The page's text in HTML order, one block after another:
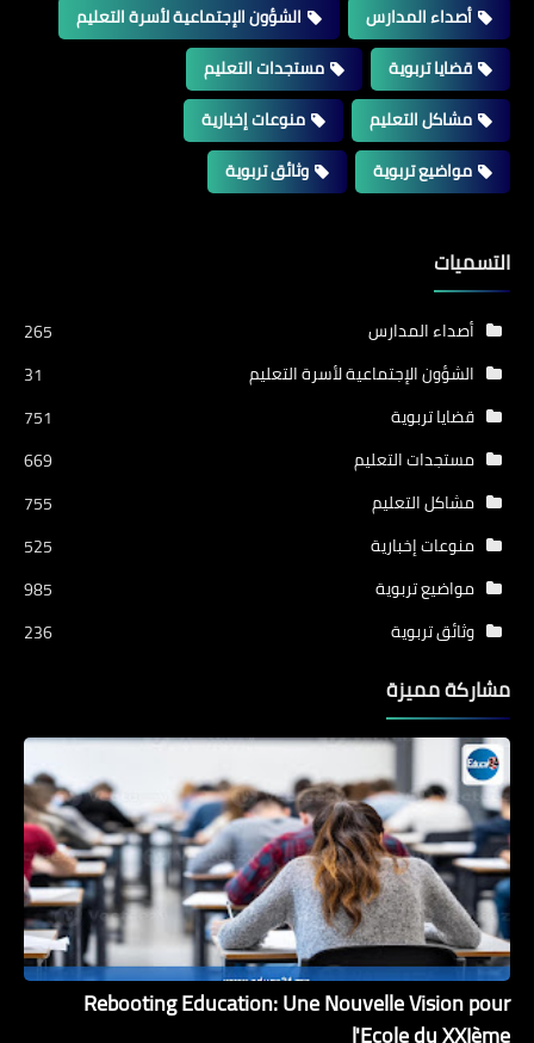
أصداء المدارس
الشؤون الإجتماعية لأسرة التعليم
قضايا تربوية
مستجدات التعليم
مشاكل التعليم
منوعات إخبارية
مواضيع تربوية
وثائق تربوية
التسميات
أصداء المدارس
265
الشؤون الإجتماعية لأسرة التعليم
31
قضايا تربوية
751
مستجدات التعليم
669
مشاكل التعليم
755
منوعات إخبارية
525
مواضيع تربوية
985
وثائق تربوية
236
مشاركة مميزة
Rebooting Education: Une Nouvelle Vision pour